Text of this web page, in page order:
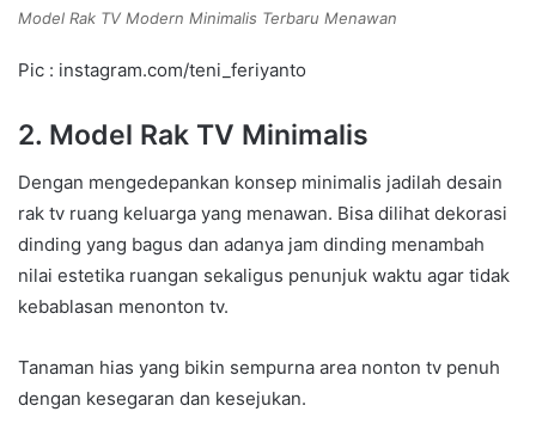
Model Rak TV Modern Minimalis Terbaru Menawan
Pic : instagram.com/teni_feriyanto
2. Model Rak TV Minimalis
Dengan mengedepankan konsep minimalis jadilah desain
rak tv ruang keluarga yang menawan. Bisa dilihat dekorasi
dinding yang bagus dan adanya jam dinding menambah
nilai estetika ruangan sekaligus penunjuk waktu agar tidak
kebablasan menonton tv.
Tanaman hias yang bikin sempurna area nonton tv penuh
dengan kesegaran dan kesejukan.